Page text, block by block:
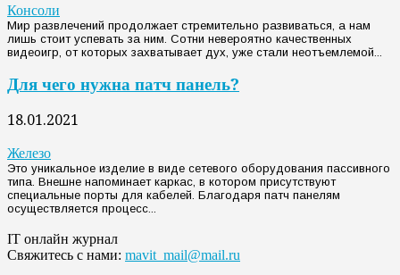
Консоли
Мир развлечений продолжает стремительно развиваться, а нам
лишь стоит успевать за ним. Сотни невероятно качественных
видеоигр, от которых захватывает дух, уже стали неотъемлемой...
Для чего нужна патч панель?
18.01.2021
Железо
Это уникальное изделие в виде сетевого оборудования пассивного
типа. Внешне напоминает каркас, в котором присутствуют
специальные порты для кабелей. Благодаря патч панелям
осуществляется процесс...
IT онлайн журнал
Свяжитесь с нами: mavit_mail@mail.ru